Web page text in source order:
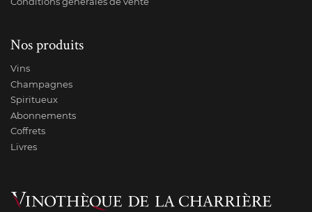
Nos produits
Vins
Champagnes
Spiritueux
Abonnements
Coffrets
Livres